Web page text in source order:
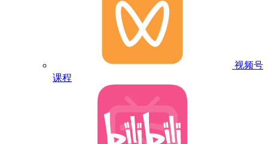
视频号
课程